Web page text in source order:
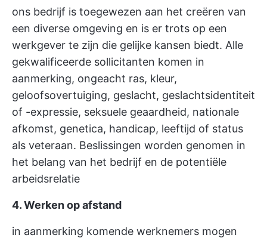
ons bedrijf is toegewezen aan het creëren van
een diverse omgeving en is er trots op een
werkgever te zijn die gelijke kansen biedt. Alle
gekwalificeerde sollicitanten komen in
aanmerking, ongeacht ras, kleur,
geloofsovertuiging, geslacht, geslachtsidentiteit
of -expressie, seksuele geaardheid, nationale
afkomst, genetica, handicap, leeftijd of status
als veteraan. Beslissingen worden genomen in
het belang van het bedrijf en de potentiële
arbeidsrelatie
4. Werken op afstand
in aanmerking komende werknemers mogen